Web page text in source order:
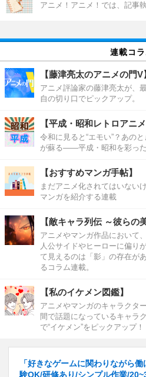
アニメ！アニメ！では、記事
連載コラ
【藤津亮太のアニメの門V
アニメ評論家の藤津亮太が、
自の切り口でピックアップ。
【平成・昭和レトロアニ
令和に見ると“エモい”？あの
が蘇る――平成・昭和を彩った
【おすすめマンガ手帖】
まだアニメ化されてはいない
マンガを紹介する連載
【敵キャラ列伝 ～彼らの
アニメやマンガ作品において
人公サイドやヒーローに偏り
て見えるのは「影」の存在が
るコラム連載。
【私のイケメン図鑑】
アニメやマンガのキャラクタ
間で話題になっているキャラ
で“イケメン”をピックアップ
「好きなゲームに関わりながら
験OK/研修あり/シンプル作業/